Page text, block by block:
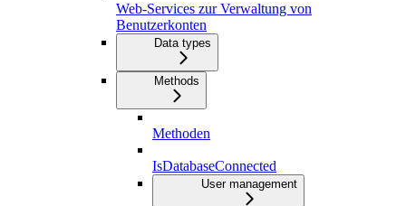
Web-Services zur Verwaltung von
Benutzerkonten
Data types
Methods
Methoden
IsDatabaseConnected
User management